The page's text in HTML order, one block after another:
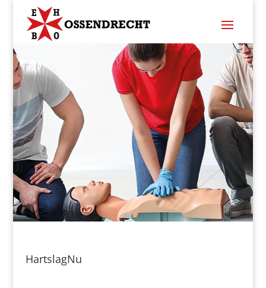
HartslagNu